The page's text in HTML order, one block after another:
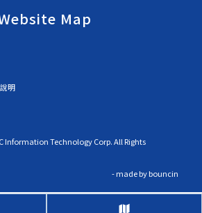
Map
Information Technology Corp. All Rights
- made bybouncin
明